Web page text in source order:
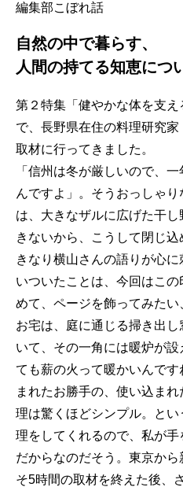
編集部こぼれ話
自然の中で暮らす、
人間の持てる知恵につ
第２特集「健やかな体を支え
で、長野県在住の料理研究
取材に行ってきました。
「信州は冬が厳しいので、
んですよ」。そうおっしゃ
は、大きなザルに広げた干
きないから、こうして閉じ
きなり横山さんの語りが心
いついたことは、今回はこ
めて、ページを飾ってみたい
お宅は、庭に通じる掃き出
いて、その一角には暖炉が設
ても薪の火って暖かいんで
まれたお勝手の、使い込ま
理は驚くほどシンプル。と
理をしてくれるので、私が手
だからなのだそう。東京か
そ5時間の取材を終えた後、